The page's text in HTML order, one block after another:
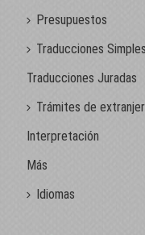
Presupuestos
Traducciones Simples
Traducciones Juradas
Trámites de
Interpretación
Más
Idiomas